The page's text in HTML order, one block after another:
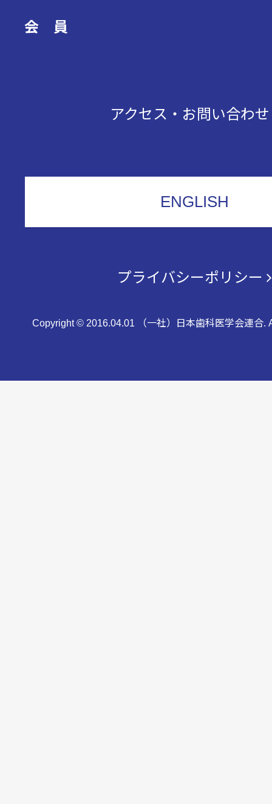
会 員
アクセス・お問い合わ
ENGLISH
プライバシーポリシー
Copyright © 2016.04.01 （一社）日本歯科医学会連合.